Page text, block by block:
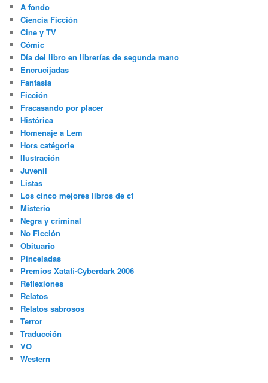
A fondo
Ciencia Ficción
Cine y TV
Cómic
Día del libro en librerías de segunda mano
Encrucijadas
Fantasía
Ficción
Fracasando por placer
Histórica
Homenaje a Lem
Hors catégorie
Ilustración
Juvenil
Listas
Los cinco mejores libros de cf
Misterio
Negra y criminal
No Ficción
Obituario
Pinceladas
Premios Xatafi-Cyberdark 2006
Reflexiones
Relatos
Relatos sabrosos
Terror
Traducción
VO
Western